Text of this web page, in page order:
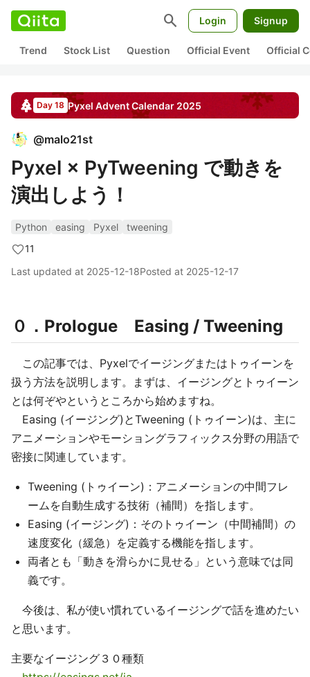
search Login Signup
Trend Stock List Question Official Event Official
Day 18 Pyxel Advent Calendar 2025
@malo21st
Pyxel × PyTweening で動きを
演出しよう！
Python easing Pyxel
tweening
11
Last updated at 2025-12-18Posted at 2025-12-17
０．Prologue Easing / Tweening
この記事では、Pyxelでイージングまたはトゥイーンを
扱う方法を説明します。まずは、イージングとトゥイーン
とは何ぞやというところから始めますね。
Easing (イージング)とTweening (トゥイーン)は、主に
アニメーションやモーショングラフィックス分野の用語で
密接に関連しています。
Tweening (トゥイーン)：アニメーションの中間フレ
ームを自動生成する技術（補間）を指します。
Easing (イージング)：そのトゥイーン（中間補間）の
速度変化（緩急）を定義する機能を指します。
両者とも「動きを滑らかに見せる」という意味では同
義です。
今後は、私が使い慣れているイージングで話を進めたい
と思います。
主要なイージング３０種類